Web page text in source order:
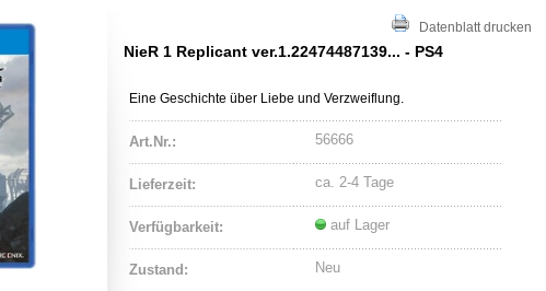
Datenblatt drucken
NieR 1 Replicant ver.1.22474487139... - PS4
Eine Geschichte über Liebe und Verzweiflung.
Art.Nr.: 56666
Lieferzeit: ca. 2-4 Tage
Verfügbarkeit: auf Lager
Zustand: Neu